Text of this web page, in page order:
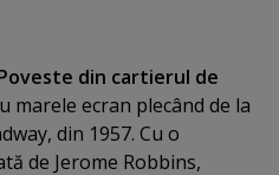
din cartierul de
marele ecran plecând de la
din 1957. Cu o
de Jerome Robbins,